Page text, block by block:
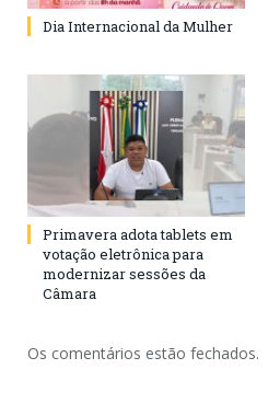
Dia Internacional da Mulher
Primavera adota tablets em
votação eletrônica para
modernizar sessões da
Câmara
Os comentários estão fechados.